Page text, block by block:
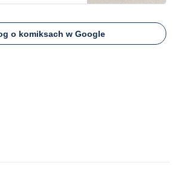
wystawy,
oraz
o komiksach w Google